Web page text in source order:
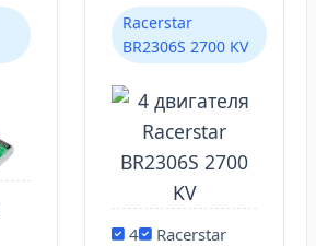
Racerstar
BR2306S 2700 KV
4
Racerstar